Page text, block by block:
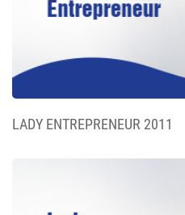
LADY ENTREPRENEUR 2011